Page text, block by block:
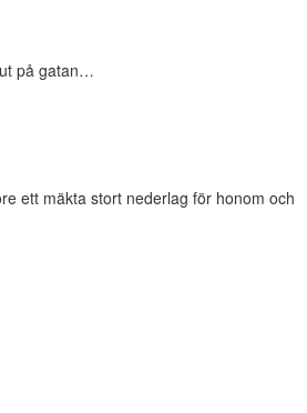
på gatan…
ett mäkta stort nederlag för honom och